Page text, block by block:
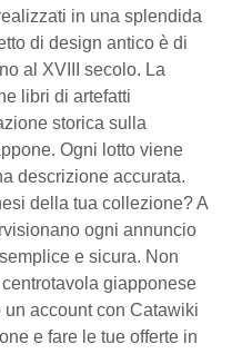
in una splendida
di design antico è di
al XVIII secolo. La
libri di artefatti
storica sulla
Ogni lotto viene
descrizione accurata.
della tua collezione? A
ogni annuncio
e sicura. Non
giapponese
account con Catawiki
e fare le tue offerte in